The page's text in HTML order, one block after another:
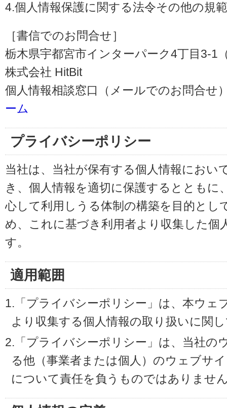
4.個人情報保護に関する法令その他の規
［書信でのお問合せ］
栃木県宇都宮市インターパーク4丁目3-1
株式会社 HitBit
個人情報相談窓口（メールでのお問合せ
ーム
プライバシーポリシー
当社は、当社が保有する個人情報におい
き、個人情報を適切に保護するとともに
心して利用しうる体制の構築を目的とし
め、これに基づき利用者より収集した個
す。
適用範囲
1.「プライバシーポリシー」は、本ウェ
より収集する個人情報の取り扱いに関
2.「プライバシーポリシー」は、当社の
る他（事業者または個人）のウェブサ
について責任を負うものではありませ